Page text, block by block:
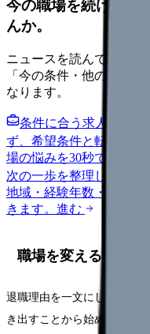
今の職場を続けるか
んか。
ニュースを読んで不安が
「今の条件・他の選択
なります。
条件に合う求人通知を
ず、希望条件と転職時期
場の悩みを30秒で診断
次の一歩を整理します。
地域・経験年数・施設形
きます。 進む
職場を変える前に確
退職理由を一文にし、体調
き出すことから始めてくだ